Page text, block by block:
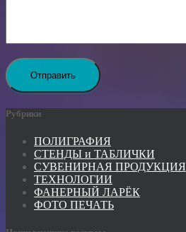
Рубрики
ПОЛИГРАФИЯ
СТЕНДЫ и ТАБЛИЧКИ
СУВЕНИРНАЯ ПРОДУКЦИЯ
ТЕХНОЛОГИИ
ФАНЕРНЫЙ ЛАРЁК
ФОТО ПЕЧАТЬ